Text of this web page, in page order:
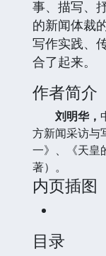
事、描写、
的新闻体裁
写作实践、
合了起来。
作者简介
刘明华，
方新闻采访与
一》、《天皇
著）。
内页插图
目录